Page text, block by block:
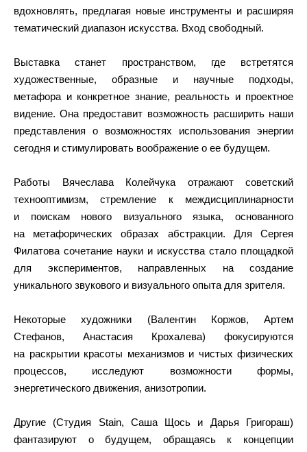
вдохновлять, предлагая новые инструменты и расширяя
тематический диапазон искусства. Вход свободный.
Выставка станет пространством, где встретятся
художественные, образные и научные подходы,
метафора и конкретное знание, реальность и проектное
видение. Она предоставит возможность расширить наши
представления о возможностях использования энергии
сегодня и стимулировать воображение о ее будущем.
Работы Вячеслава Колейчука отражают советский
технооптимизм, стремление к междисциплинарности
и поискам нового визуального языка, основанного
на метафорических образах абстракции. Для Сергея
Филатова сочетание науки и искусства стало площадкой
для экспериментов, направленных на создание
уникального звукового и визуального опыта для зрителя.
Некоторые художники (Валентин Коржов, Артем
Стефанов, Анастасия Крохалева) фокусируются
на раскрытии красоты механизмов и чистых физических
процессов, исследуют возможности формы,
энергетического движения, анизотропии.
Другие (Студия Stain, Саша Щось и Дарья Григораш)
фантазируют о будущем, обращаясь к концепции